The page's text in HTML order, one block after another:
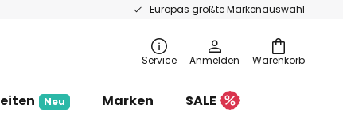
Europas größte Markenauswahl
Warenkorb
Service Anmelden
Neu Marken
SALE